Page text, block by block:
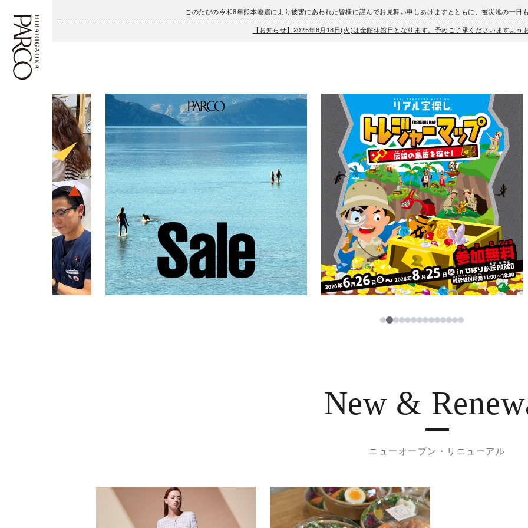
このたびの令和8年熊本地震により被害にあわれた皆様に謹んでお見舞い申しあげますとともに、被災地の一日
【お知らせ】2026年8月18日(火)は全館休館日となります。予めご了承くださいますよう
施設案内・アクセス
イベント・ポップアップ
ニュース
レストラン・カフェ
TAX FREE
PARCOメンバーズ
繁体字
簡体字
한국어
ภาษาไทย
日本語
123456789101112
1314
New &
ニューオープン・リニューアル